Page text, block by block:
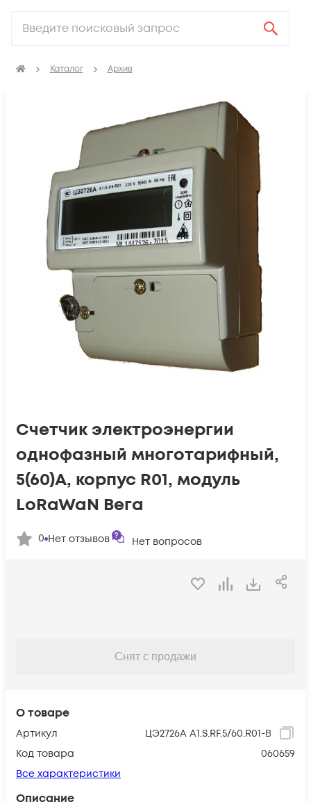
Каталог Архив
О товаре
Артикул
ЦЭ2726А А1.S.RF.5/60.R01-B
Код товара
060659
Все характеристики
Описание
Счетчик электроэнергии
однофазный многотарифный,
5(60)А, корпус R01, модуль
LoRaWaN Вега
0 Нет отзывов Нет вопросов
Снят с продажи